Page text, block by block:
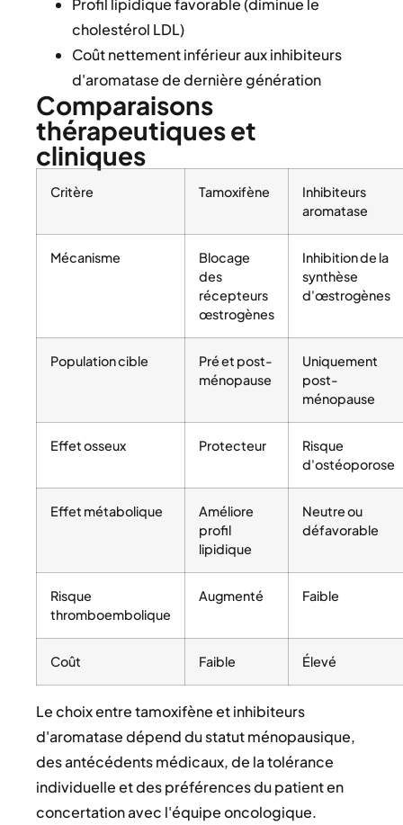
Profil lipidique favorable (diminue le
cholestérol LDL)
Coût nettement inférieur aux inhibiteurs
d'aromatase de dernière génération
Comparaisons
thérapeutiques et
cliniques
Critère Tamoxifène
Inhibiteurs
aromatase
Mécanisme
Blocage
des
récepteurs
œstrogènes
Inhibition de la
synthèse
d'œstrogènes
Population cible
Pré et post-
ménopause
Uniquement
post-
ménopause
Effet osseux Protecteur
Risque
d'ostéoporose
Effet métabolique
Améliore
profil
lipidique
Neutre ou
défavorable
Risque
thromboembolique
Augmenté Faible
Coût Faible Élevé
Le choix entre tamoxifène et inhibiteurs
d'aromatase dépend du statut ménopausique,
des antécédents médicaux, de la tolérance
individuelle et des préférences du patient en
concertation avec l'équipe oncologique.